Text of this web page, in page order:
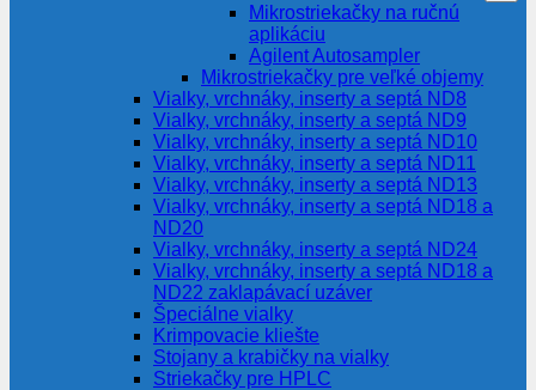
Mikrostriekačky na ručnú
aplikáciu
Agilent Autosampler
Mikrostriekačky pre veľké objemy
Vialky, vrchnáky, inserty a septá ND8
Vialky, vrchnáky, inserty a septá ND9
Vialky, vrchnáky, inserty a septá ND10
Vialky, vrchnáky, inserty a septá ND11
Vialky, vrchnáky, inserty a septá ND13
Vialky, vrchnáky, inserty a septá ND18 a
ND20
Vialky, vrchnáky, inserty a septá ND24
Vialky, vrchnáky, inserty a septá ND18 a
ND22 zaklapávací uzáver
Špeciálne vialky
Krimpovacie kliešte
Stojany a krabičky na vialky
Striekačky pre HPLC